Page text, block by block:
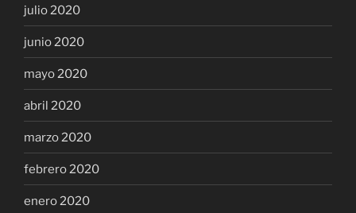
julio 2020
junio 2020
mayo 2020
abril 2020
marzo 2020
febrero 2020
enero 2020